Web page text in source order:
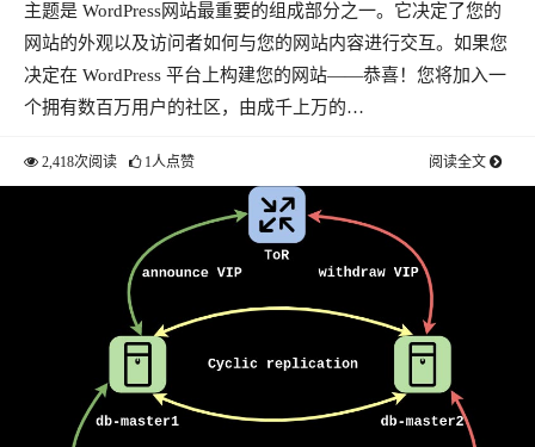
WordPress主题
主题是 WordPress网站最重要的组成部分之一。它决定了您的
网站的外观以及访问者如何与您的网站内容进行交互。如果您
决定在 WordPress 平台上构建您的网站——恭喜！您将加入一
个拥有数百万用户的社区，由成千上万的…
2,418次阅读 1人点赞 阅读全文